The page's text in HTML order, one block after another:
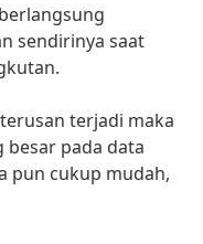
sendirinya saat
terjadi maka
besar pada data
pun cukup mudah,